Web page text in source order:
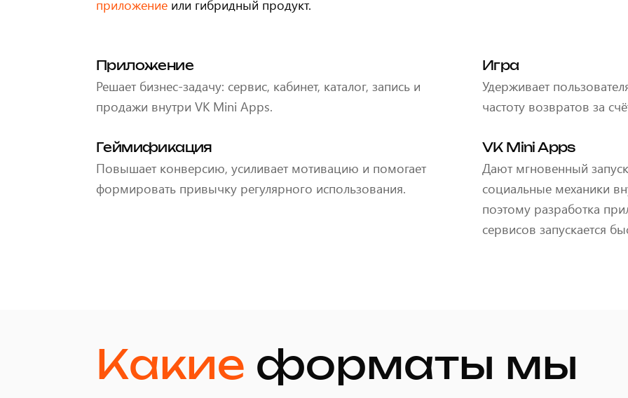
приложение или гибридный продукт.
Приложение
Решает бизнес-задачу: сервис, кабинет, каталог, запись и
продажи внутри VK Mini Apps.
Игра
Удерживает
частоту возвратов за
Геймификация
Повышает конверсию, усиливает мотивацию и помогает
формировать привычку регулярного использования.
VK Mini Apps
Дают мгновенный
социальные механики
поэтому разработка
сервисов запускается
Какие форматы мы